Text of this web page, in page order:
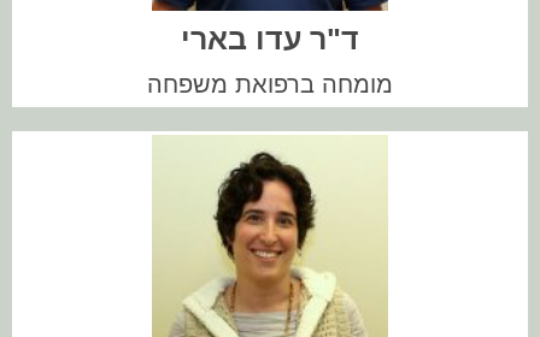
ד"ר עדו בארי
מומחה ברפואת משפחה
??